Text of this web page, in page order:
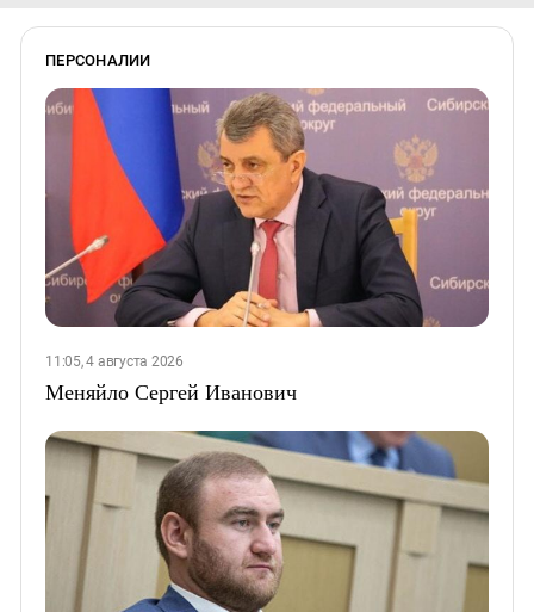
ПЕРСОНАЛИИ
11:05, 4 августа 2026
Меняйло Сергей Иванович